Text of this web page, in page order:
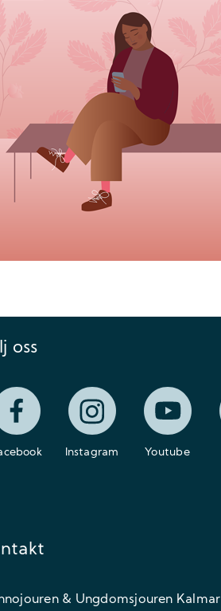
oss
Instagram Youtube
& Ungdomsjouren Kalmar